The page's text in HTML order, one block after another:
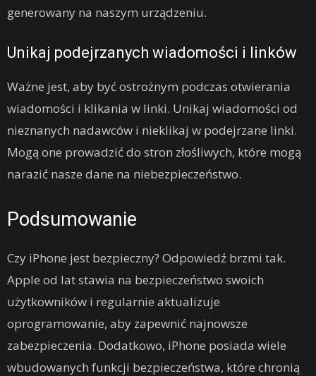
generowany na naszym urządzeniu.
Unikaj podejrzanych wiadomości i linków
Ważne jest, aby być ostrożnym podczas otwierania
wiadomości i klikania w linki. Unikaj wiadomości od
nieznanych nadawców i nieklikaj w podejrzane linki.
Mogą one prowadzić do stron złośliwych, które mogą
narazić nasze dane na niebezpieczeństwo.
Podsumowanie
Czy iPhone jest bezpieczny? Odpowiedź brzmi tak.
Apple od lat stawia na bezpieczeństwo swoich
użytkowników i regularnie aktualizuje
oprogramowanie, aby zapewnić najnowsze
zabezpieczenia. Dodatkowo, iPhone posiada wiele
wbudowanych funkcji bezpieczeństwa, które chronią